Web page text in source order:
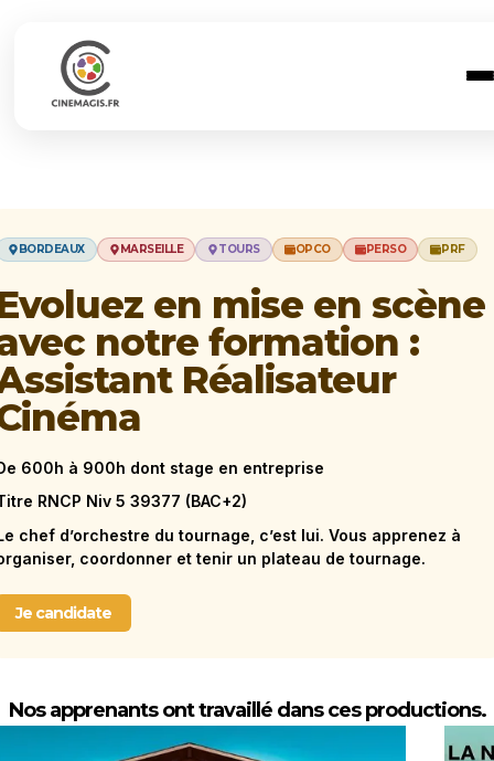
BORDEAUX MARSEILLE TOURS OPCO PERSO PRF
en mise en scène
notre formation :
Réalisateur
600h à 900h dont stage en entreprise
RNCP Niv 5 39377 (BAC+2)
chef d’orchestre du tournage, c’est lui. Vous apprenez à
coordonner et tenir un plateau de tournage.
Je candidate
Nos apprenants ont travaillé dans ces productions.